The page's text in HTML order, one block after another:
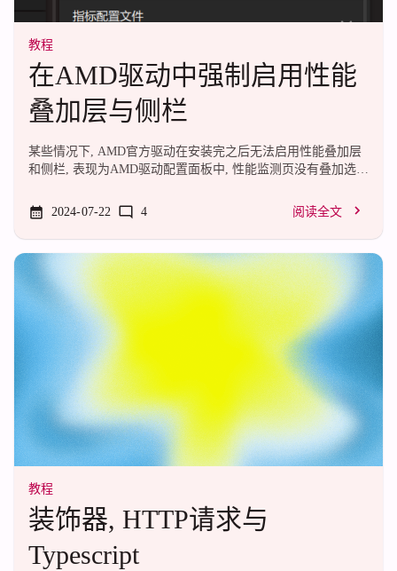
教程
在AMD驱动中强制启用性能
叠加层与侧栏
某些情况下, AMD官方驱动在安装完之后无法启用性能叠加层
和侧栏, 表现为AMD驱动配置面板中, 性能监测页没有叠加选
键位配置, 通用配置中没有启用叠加层的选项.解决方式是修改
注册表
HKEY_LOCAL_MACHINE\SYSTEM\ControlSet001\Control\Class\
{4d36e968-e325-11ce-bfc1-08002be10318}\000x在系统有多个显
卡的时可能会有多个项, 一般为0000找到AllowRSOverlay, 将
false修改为true, 然后在任务管理器中杀掉管理界面U...
2024-07-22 4 阅读全文
教程
装饰器, HTTP请求与
Typescript